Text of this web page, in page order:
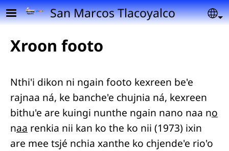
Pasar al contenido principal
San Marcos Tlacoyalco
Xroon footo
Nthi'i dikon ni ngain footo kexreen be'e
rajnaa ná, ke banche'e chujnia ná, kexreen
bithu'e are kuingi nunthe ngain nano naa no
naa renkia nii kan ko the ko nii (1973) ixin
are mee tsjé nchia xanthe ko chjende'e rio'o